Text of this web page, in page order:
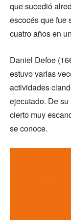
que sucedió
escocés que fue
cuatro años en
Daniel Defoe
estuvo varias
actividades
ejecutado. De
cierto muy
se conoce.